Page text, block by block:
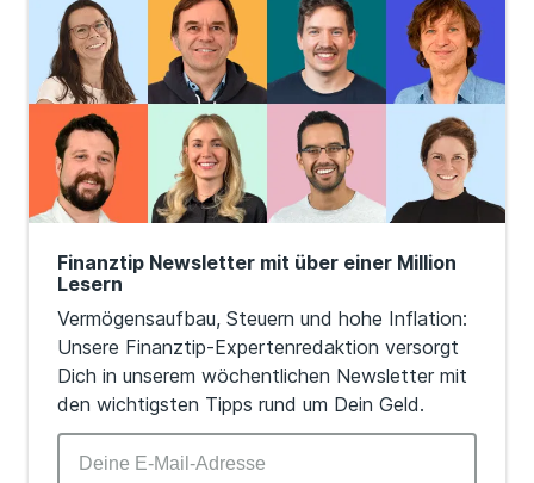
Finanztip Newsletter mit über einer Million
Lesern
Vermögensaufbau, Steuern und hohe Inflation:
Unsere Finanztip-Expertenredaktion versorgt
Dich in unserem wöchentlichen Newsletter mit
den wichtigsten Tipps rund um Dein Geld.